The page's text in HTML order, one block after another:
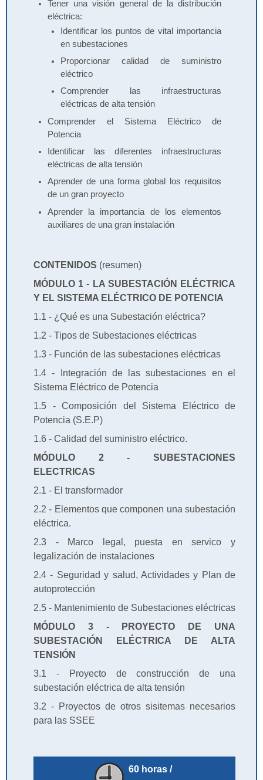
Tener una visión general de la distribución
eléctrica:
Identificar los puntos de vital importancia
en subestaciones
Proporcionar calidad de suministro
eléctrico
Comprender las infraestructuras
eléctricas de alta tensión
Comprender el Sistema Eléctrico de
Potencia
Identificar las diferentes infraestructuras
eléctricas de alta tensión
Aprender de una forma global los requisitos
de un gran proyecto
Aprender la importancia de los elementos
auxiliares de una gran instalación
CONTENIDOS (resumen)
MÓDULO 1 - LA SUBESTACIÓN ELÉCTRICA
Y EL SISTEMA ELÉCTRICO DE POTENCIA
1.1 - ¿Qué es una Subestación eléctrica?
1.2 - Tipos de Subestaciones eléctricas
1.3 - Función de las subestaciones eléctricas
1.4 - Integración de las subestaciones en el
Sistema Eléctrico de Potencia
1.5 - Composición del Sistema Eléctrico de
Potencia (S.E.P)
1.6 - Calidad del suministro eléctrico.
MÓDULO 2 - SUBESTACIONES
ELECTRICAS
2.1 - El transformador
2.2 - Elementos que componen una subestación
eléctrica.
2.3 - Marco legal, puesta en servico y
legalización de instalaciones
2.4 - Seguridad y salud, Actividades y Plan de
autoprotección
2.5 - Mantenimiento de Subestaciones eléctricas
MÓDULO 3 - PROYECTO DE UNA
SUBESTACIÓN ELÉCTRICA DE ALTA
TENSIÓN
3.1 - Proyecto de construcción de una
subestación eléctrica de alta tensión
3.2 - Proyectos de otros sisitemas necesarios
para las SSEE
60 horas /